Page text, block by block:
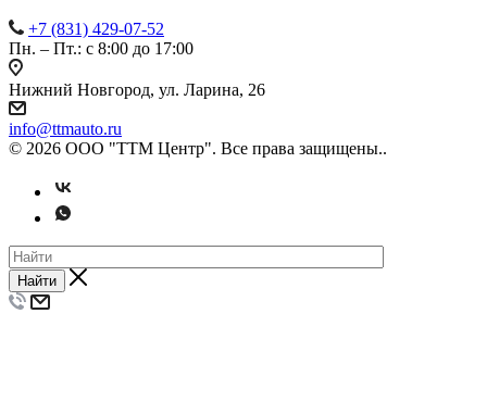
+7 (831) 429-07-52
Пн. – Пт.: с 8:00 до 17:00
Нижний Новгород, ул. Ларина, 26
info@ttmauto.ru
© 2026 ООО "ТТМ Центр". Все права защищены..
Найти